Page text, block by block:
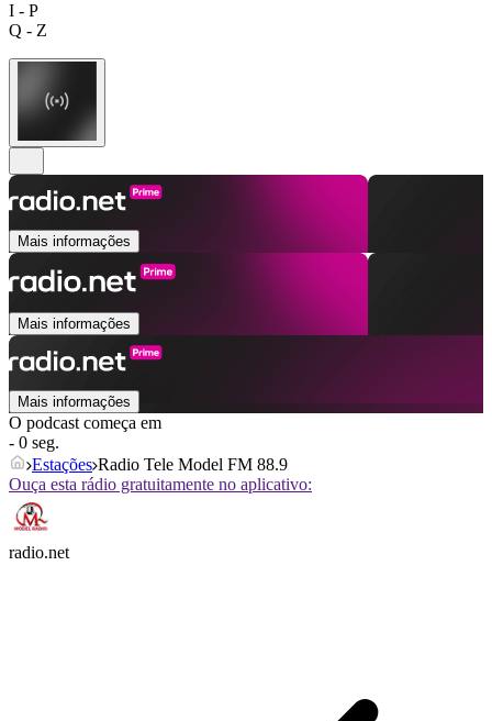
I - P
Q - Z
Mais informações
Mais informações
Mais informações
O podcast começa em
- 0 seg.
Estações Radio Tele Model FM 88.9
Ouça esta rádio gratuitamente no aplicativo:
radio.net